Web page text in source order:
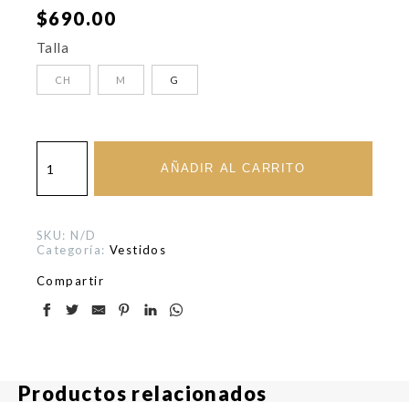
$690.00
Talla
CH M G
Militar
AÑADIR AL CARRITO
SKU: N/D
Categoría: Vestidos
Compartir
Productos relacionados